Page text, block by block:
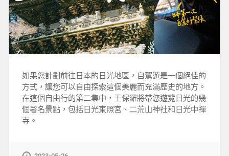
如果您計劃前往日本的日光地區，自駕遊是一個絕佳的
方式，讓您可以自由探索這個美麗而充滿歷史的地方。
在這個自由行的第二集中，王保羅將帶您遊覽日光的幾
個著名景點，包括日光東照宮、二荒山神社和日光中禪
寺。